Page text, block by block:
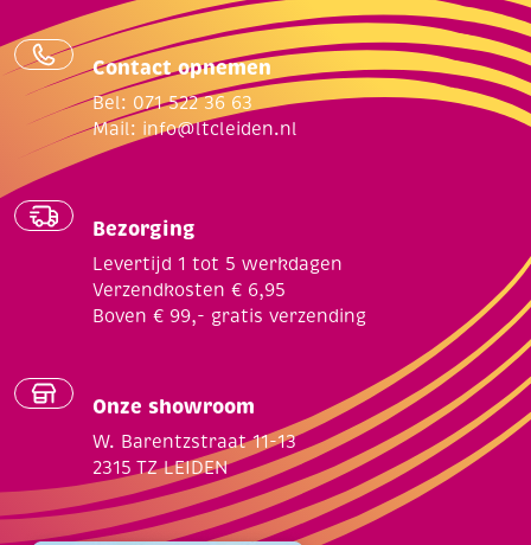
Contact opnemen
Bel: 071 522 36 63
Mail: info@ltcleiden.nl
Bezorging
Levertijd 1 tot 5 werkdagen
Verzendkosten € 6,95
Boven € 99,- gratis verzending
Onze showroom
W. Barentzstraat 11-13
2315 TZ LEIDEN